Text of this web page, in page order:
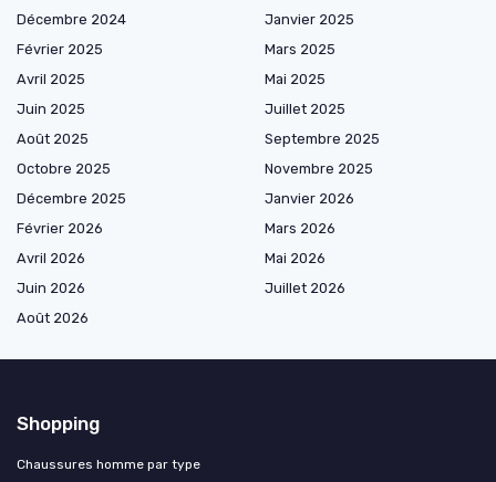
Décembre 2024
Janvier 2025
Février 2025
Mars 2025
Avril 2025
Mai 2025
Juin 2025
Juillet 2025
Août 2025
Septembre 2025
Octobre 2025
Novembre 2025
Décembre 2025
Janvier 2026
Février 2026
Mars 2026
Avril 2026
Mai 2026
Juin 2026
Juillet 2026
Août 2026
Shopping
Chaussures homme par type